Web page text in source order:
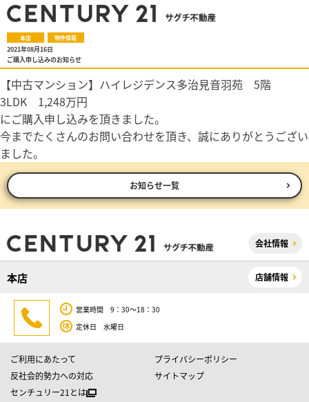
本店 物件情報
2021年08月16日
ご購入申し込みのお知らせ
【中古マンション】ハイレジデンス多治見音羽苑 5階
3LDK 1,248万円
にご購入申し込みを頂きました。
今までたくさんのお問い合わせを頂き、誠にありがとうござい
ました。
お知らせ一覧
会社情報
本店 店舗情報
営業時間 9：30～18：30
定休日 水曜日
ご利用にあたって
プライバシーポリシー
反社会的勢力への対応
サイトマップ
センチュリー21とは